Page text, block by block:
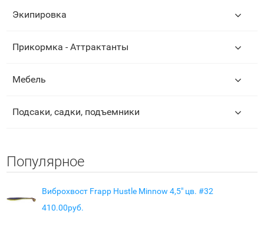
Экипировка
Прикормка - Аттрактанты
Мебель
Подсаки, садки, подъемники
Популярное
Виброхвост Frapp Hustle Minnow 4,5" цв. #32
410.00руб.